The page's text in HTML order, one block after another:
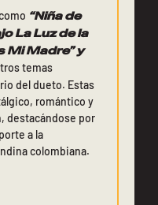
“Niña de
La Luz de la
Mi Madre” y
temas
del dueto. Estas
romántico y
destacándose por
a la
colombiana.